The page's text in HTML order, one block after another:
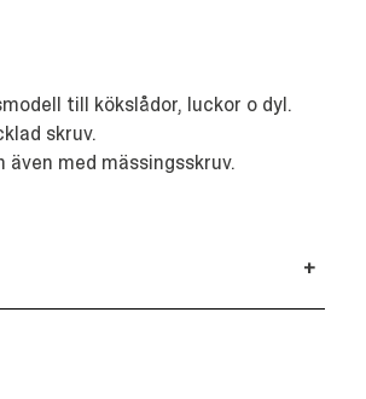
till kökslådor, luckor o dyl.
skruv.
med mässingsskruv.
+